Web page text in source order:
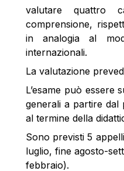
valutare quattro
comprensione,
in analogia al
internazionali.
La valutazione
L’esame può essere
generali a partire dal
al termine della
Sono previsti 5
luglio, fine agosto-
febbraio).